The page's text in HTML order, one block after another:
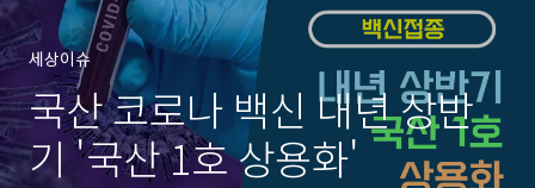
세상이슈
국산 코로나 백신 내년 상반
기 '국산 1호 상용화'